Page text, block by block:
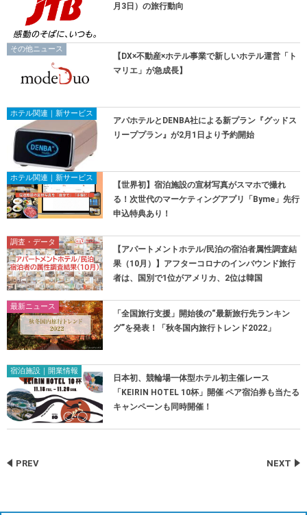
月3日）の旅行動向
その他ニュース
【DX×不動産×ホテル事業で新しいホテル運営「ト
マリエ」が急成長】
ホテル関連｜新サービス
アパホテルとDENBA社による新プラン『グッドス
リーププラン』が2月1日より予約開始
ホテル関連｜新サービス
【世界初】宿泊施設の宣材写真がスマホで撮れ
る！次世代のマーケティングアプリ「Byme」先行
申込特典あり！
調査・データ
【アパートメントホテル/民泊の宿泊者属性調査結
果（10月）】アフターコロナのインバウンド旅行
者は、国別で1位がアメリカ、2位は韓国
最新ニュース
「全国旅行支援」開始後の“最新旅行先ランキン
グ”を発表！「秋冬国内旅行トレンド2022」
宿泊施設｜開業情報
日本初、競輪場一体型ホテル初主催レース
「KEIRIN HOTEL 10杯」開催 ペア宿泊券も当たる
キャンペーンも同時開催！
PREV NEXT